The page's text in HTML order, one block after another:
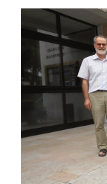
Zeige
grösseres
Bild